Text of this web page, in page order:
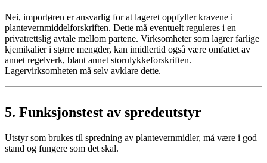
Nei, importøren er ansvarlig for at lageret oppfyller kravene i
plantevernmiddelforskriften. Dette må eventuelt reguleres i en
privatrettslig avtale mellom partene. Virksomheter som lagrer farlige
kjemikalier i større mengder, kan imidlertid også være omfattet av
annet regelverk, blant annet storulykkeforskriften.
Lagervirksomheten må selv avklare dette.
5. Funksjonstest av spredeutstyr
Utstyr som brukes til spredning av plantevernmidler, må være i god
stand og fungere som det skal.